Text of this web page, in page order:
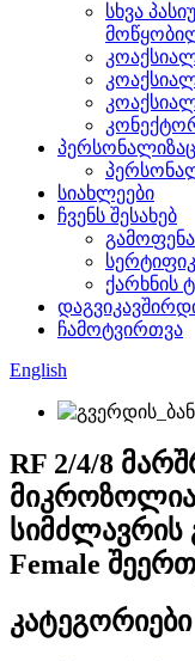
სხვა
სიახლეები
ჩვენს შესახებ
გამოფენა
ქარხნის
ჩამოტვირთვა
English
RF 2/4/8
სიმძლავრის
Female
კატეგორიები